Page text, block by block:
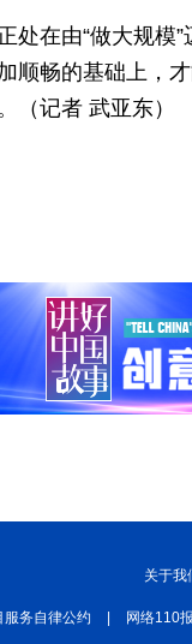
处在由“做大规模
顺畅的基础上，
（记者 武亚东）
关于我
务自律公约 网络110